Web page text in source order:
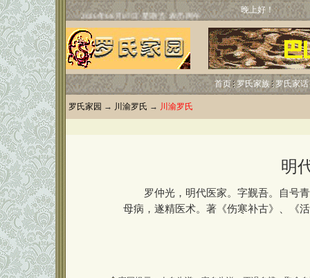
晚上好！
首页 罗氏家族 罗氏家话
罗氏家园 → 川渝罗氏 → 川渝罗氏
明
罗仲光，明代医家。字觐吾。自号青
母病，遂精医术。著《伤寒补古》、《